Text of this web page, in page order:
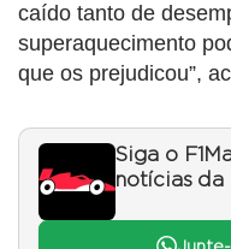
caído tanto de
superaquecimento
que os prejudicou”,
Siga o
notícias da